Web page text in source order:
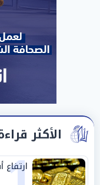
الأكثر